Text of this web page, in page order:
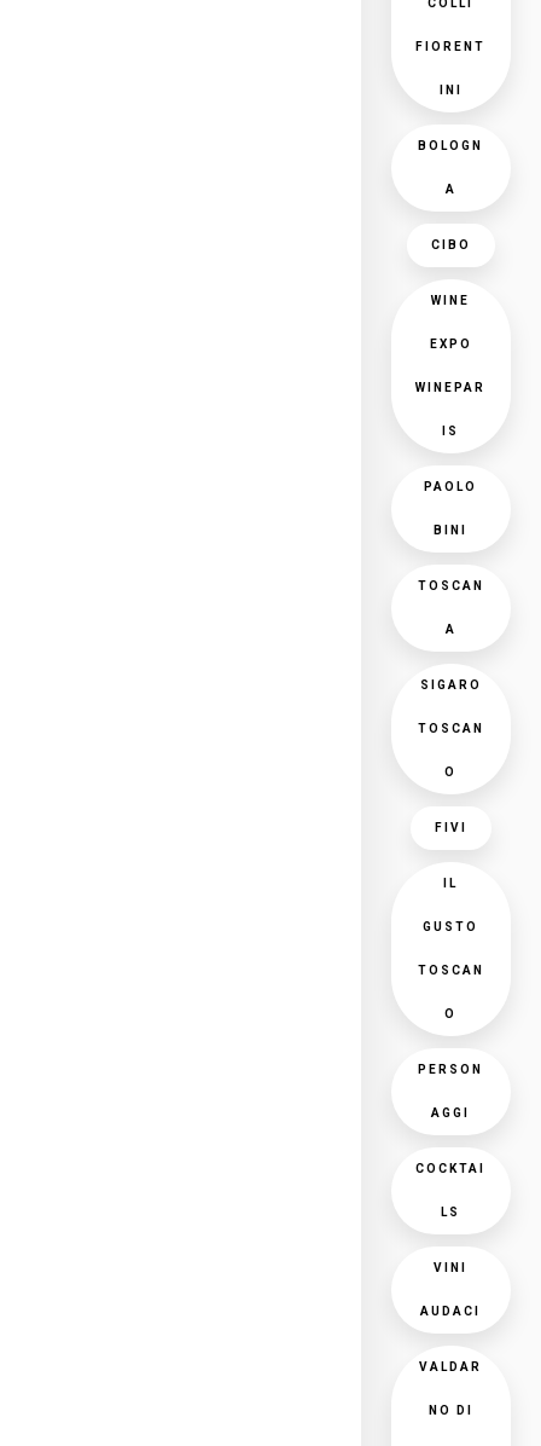
COLLI
FIORENT
INI
BOLOGN
A
CIBO
WINE
EXPO
WINEPAR
IS
PAOLO
BINI
TOSCAN
A
SIGARO
TOSCAN
O
FIVI
IL
GUSTO
TOSCAN
O
PERSON
AGGI
COCKTAI
LS
VINI
AUDACI
VALDAR
NO DI